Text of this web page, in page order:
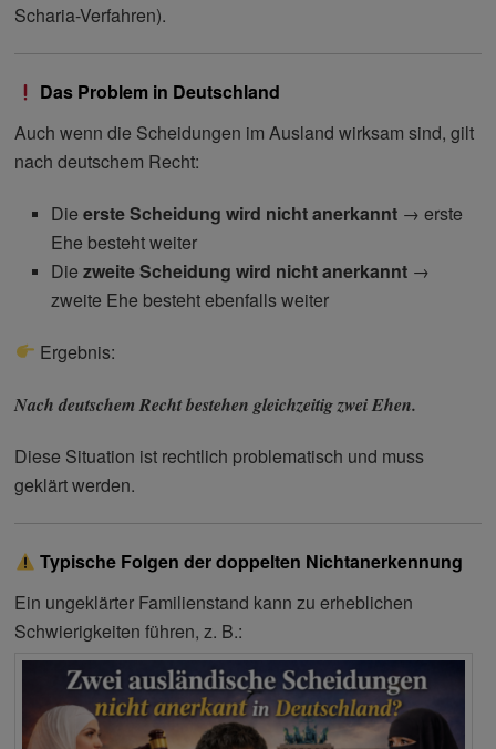
Scharia-Verfahren).
Das Problem in Deutschland
Auch wenn die Scheidungen im Ausland wirksam sind, gilt
nach deutschem Recht:
Die erste Scheidung wird nicht anerkannt→ erste
Ehe besteht weiter
Die zweite Scheidung wird nicht anerkannt→
zweite Ehe besteht ebenfalls weiter
Ergebnis:
Nach deutschem Recht bestehen gleichzeitig zwei Ehen.
Diese Situation ist rechtlich problematisch und muss
geklärt werden.
Typische Folgen der doppelten Nichtanerkennung
Ein ungeklärter Familienstand kann zu erheblichen
Schwierigkeiten führen, z. B.: